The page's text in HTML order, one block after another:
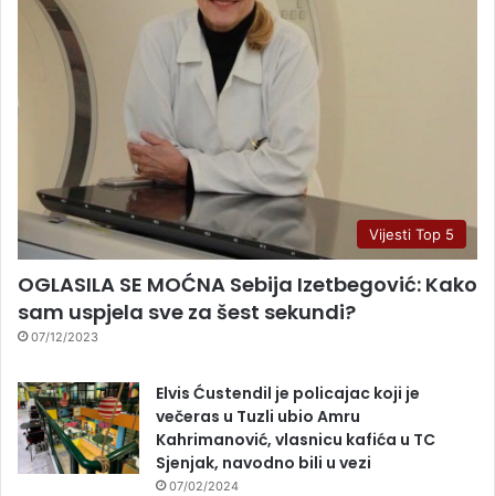
Vijesti Top 5
OGLASILA SE MOĆNA Sebija Izetbegović: Kako
sam uspjela sve za šest sekundi?
07/12/2023
Elvis Ćustendil je policajac koji je
večeras u Tuzli ubio Amru
Kahrimanović, vlasnicu kafića u TC
Sjenjak, navodno bili u vezi
07/02/2024